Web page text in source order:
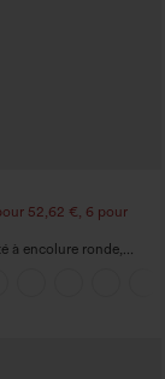
52,62 €, 6 pour
à encolure ronde,
souris et coupe ample